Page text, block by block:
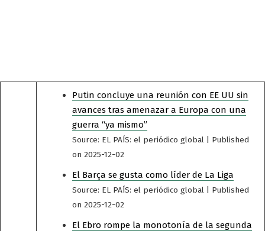
Putin concluye una reunión con EE UU sin
avances tras amenazar a Europa con una
guerra “ya mismo”
Source: EL PAÍS: el periódico global
Published
on 2025-12-02
El Barça se gusta como líder de La Liga
Source: EL PAÍS: el periódico global
Published
on 2025-12-02
El Ebro rompe la monotonía de la segunda